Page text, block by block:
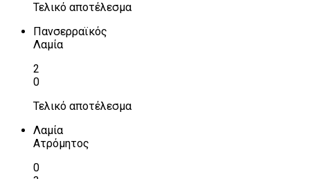
Τελικό αποτέλεσμα
Πανσερραϊκός
Λαμία
2
0
Τελικό αποτέλεσμα
Λαμία
Ατρόμητος
0